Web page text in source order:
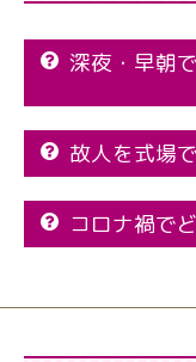
深夜・早朝
故人を式場
コロナ禍で